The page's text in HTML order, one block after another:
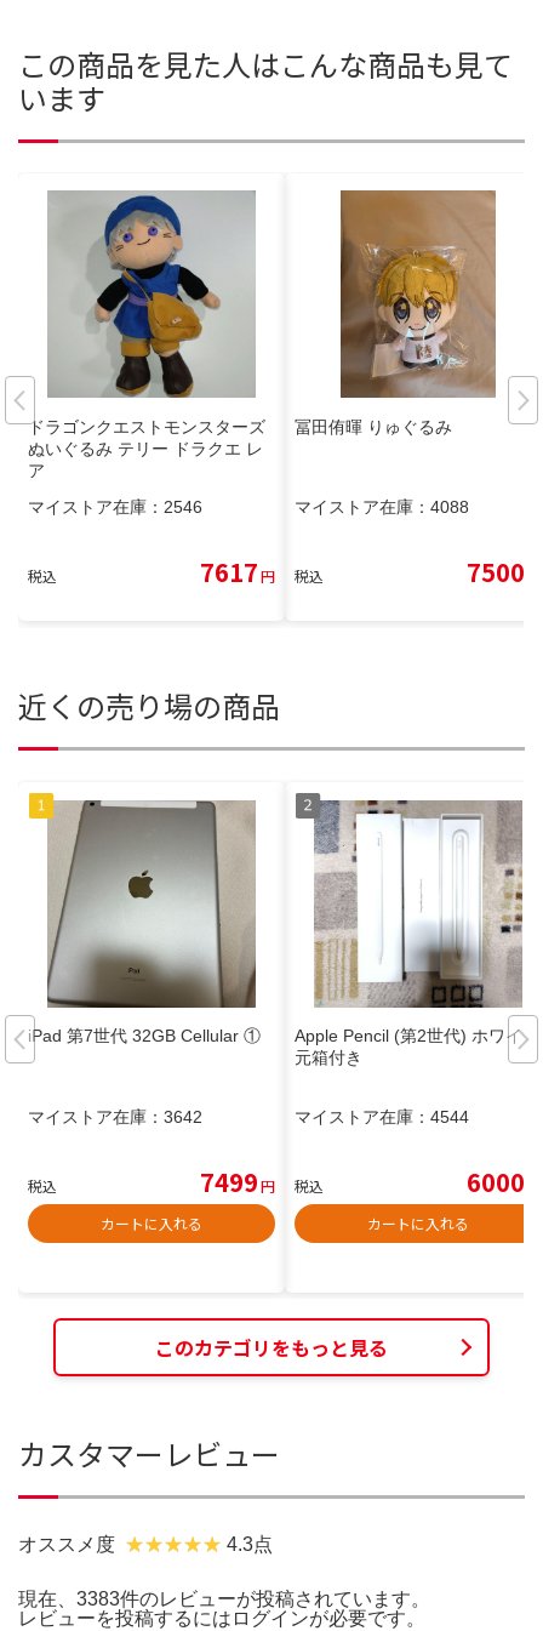
この商品を見た人はこんな商品も見て
います
ドラゴンクエストモンスターズ
ぬいぐるみ テリー ドラクエ レ
ア
マイストア在庫： 2546
税込 7617円
冨田侑暉 りゅぐるみ
マイストア在庫： 4088
税込 7500
近くの売り場の商品
iPad 第7世代 32GB Cellular ①
マイストア在庫： 3642
税込 7499円
カートに入れる
Apple Pencil (第2世代) ホワイト
元箱付き
マイストア在庫： 4544
税込 6000
カートに入れる
このカテゴリをもっと見る
カスタマーレビュー
オススメ度 4.3点
現在、3383件のレビューが投稿されています。
レビューを投稿するには ログインが必要です。